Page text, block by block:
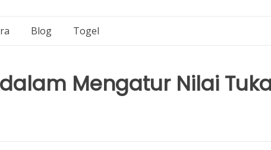
Blog Togel
Mengatur Nilai